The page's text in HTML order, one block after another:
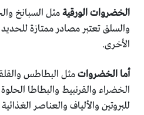
الخضروات الورقيةمثل السبانخ
والسلق تعتبر مصادر ممتازة للحديد
الأخرى.
أما الخضرواتمثل البطاطس
الخضراء والقرنبيط والبطاطا
للبروتين والألياف والعناصر